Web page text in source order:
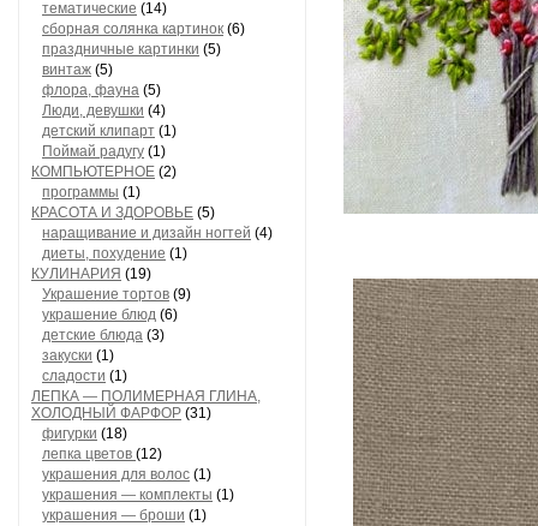
тематические (14)
сборная солянка картинок (6)
праздничные картинки (5)
винтаж (5)
флора, фауна (5)
Люди, девушки (4)
детский клипарт (1)
Поймай радугу (1)
КОМПЬЮТЕРНОЕ (2)
программы (1)
КРАСОТА И ЗДОРОВЬЕ (5)
наращивание и дизайн ногтей (4)
диеты, похудение (1)
КУЛИНАРИЯ (19)
Украшение тортов (9)
украшение блюд (6)
детские блюда (3)
закуски (1)
сладости (1)
ЛЕПКА — ПОЛИМЕРНАЯ ГЛИНА,
ХОЛОДНЫЙ ФАРФОР (31)
фигурки (18)
лепка цветов (12)
украшения для волос (1)
украшения — комплекты (1)
украшения — броши (1)